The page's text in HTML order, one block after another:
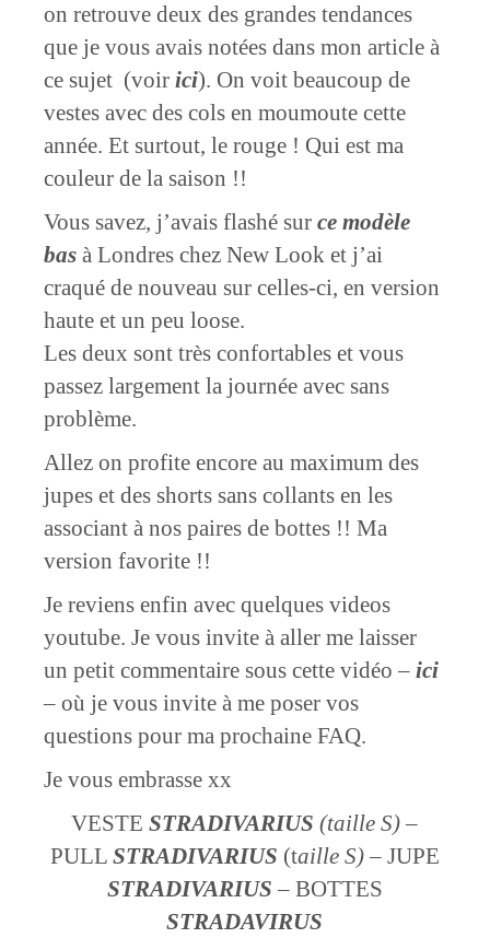
on retrouve deux des grandes tendances
que je vous avais notées dans mon article à
ce sujet (voirici). On voit beaucoup de
vestes avec des cols en moumoute cette
année. Et surtout, le rouge ! Qui est ma
couleur de la saison !!
Vous savez, j’avais flashé surce modèle
bas à Londres chez New Look et j’ai
craqué de nouveau sur celles-ci, en version
haute et un peu loose.
Les deux sont très confortables et vous
passez largement la journée avec sans
problème.
Allez on profite encore au maximum des
jupes et des shorts sans collants en les
associant à nos paires de bottes !! Ma
version favorite !!
Je reviens enfin avec quelques videos
youtube. Je vous invite à aller me laisser
un petit commentaire sous cette vidéo –ici
– où je vous invite à me poser vos
questions pour ma prochaine FAQ.
Je vous embrasse xx
VESTESTRADIVARIUS (taille S)–
PULL STRADIVARIUS (taille S)– JUPE
STRADIVARIUS – BOTTES
STRADAVIRUS